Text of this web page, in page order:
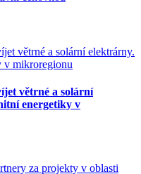
větrné a solární
energetiky v